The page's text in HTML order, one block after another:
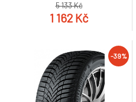
5 133 Kč
1 162 Kč
-39%